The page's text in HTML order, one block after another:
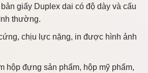
giấy Duplex dai có độ dày và cấu
thường.
chịu lực nặng, in được hình ảnh
hộp đựng sản phẩm, hộp mỹ phẩm,